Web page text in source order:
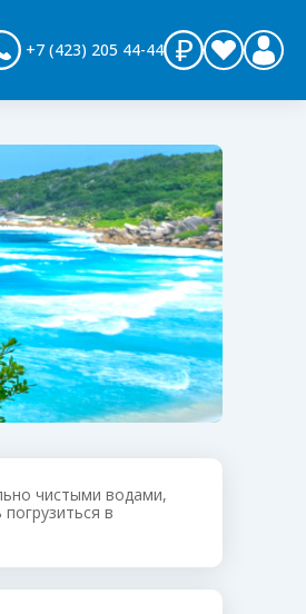
+7 (423) 205 44-44
чистыми водами,
в